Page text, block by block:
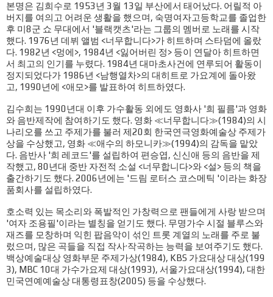
본명은 김희수로 1953년 3월 13일 부산에서 태어났다. 어릴적 아
버지를 여의고 어려운 생활을 했으며, 숙명여자고등학교를 졸업한
후 미8군 쇼 무대에서 '블랙캣츠'라는 그룹의 멤버로 노래를 시작
했다. 1976년 데뷔 앨범 <너무합니다>가 히트하며 스타덤에 올랐
다. 1982년 <멍에>, 1984년 <잃어버린 정> 등이 연달아 히트하면
서 최고의 인기를 누렸다. 1984년 대마초사건에 연루되어 활동이
정지되었다가 1986년 <남행열차>의 대히트로 가요계에 돌아왔
고, 1990년에 <애모>를 발표하여 히트하였다.
김수희는 1990년대 이후 가수활동 외에도 영화사 '희 필름'과 영화
와 음반제작에 참여하기도 했다. 영화 ≪너무합니다≫(1984)의 시
나리오를 쓰고 주제가를 불러 제20회 한국연극영화예술상 주제가
상을 수상했고, 영화 ≪애수의 하모니카≫(1994)의 감독을 맡았
다. 음반사 '희 레코드'를 설립하여 편승엽, 신신애 등의 음반을 제
작했고, 80년대 중반 자전적 소설 <너무합니다>와 <설> 등의 책을
출간하기도 했다. 2006년에는 '드림 로터스 코스메틱 '이라는 화장
품회사를 설립하였다.
호소력 있는 목소리와 폭발적인 가창력으로 팬들에게 사랑 받으며
'여자 조용필'이라는 별칭을 얻기도 했다. 무명가수 시절 블루스와
재즈를 모창하며 익힌 팝음악이 섞인 트롯 계열의 노래를 주로 불
렀으며, 많은 곡들을 직접 작사·작곡하는 능력을 보여주기도 했다.
백상예술대상 영화부문 주제가상(1984), KBS 가요대상 대상(199
3), MBC 10대 가수가요제 대상(1993), 서울가요대상(1994), 대한
민국연예예술상 대통령표창(2005) 등을 수상했다.